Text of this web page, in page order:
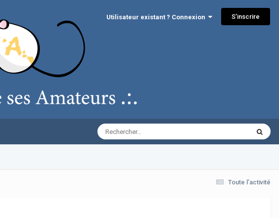
Utilisateur existant ? Connexion S’inscrire
Toute l’activité